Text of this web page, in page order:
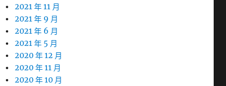
2021 年 11 月
2021 年 9 月
2021 年 6 月
2021 年 5 月
2020 年 12 月
2020 年 11 月
2020 年 10 月